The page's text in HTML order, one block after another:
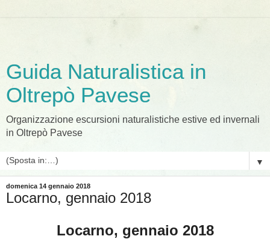
Guida Naturalistica in
Oltrepò Pavese
Organizzazione escursioni naturalistiche estive ed invernali
in Oltrepò Pavese
▼
domenica 14 gennaio 2018
Locarno, gennaio 2018
Locarno, gennaio 2018